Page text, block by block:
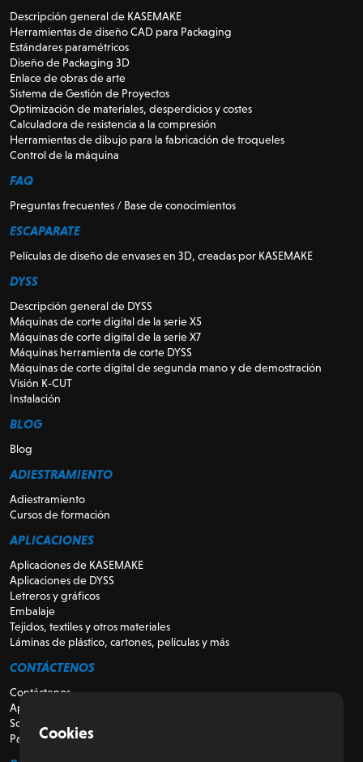
Descripción general de KASEMAKE
Herramientas de diseño CAD para Packaging
Estándares paramétricos
Diseño de Packaging 3D
Enlace de obras de arte
Sistema de Gestión de Proyectos
Optimización de materiales, desperdicios y costes
Calculadora de resistencia a la compresión
Herramientas de dibujo para la fabricación de troqueles
Control de la máquina
FAQ
Preguntas frecuentes / Base de conocimientos
ESCAPARATE
Películas de diseño de envases en 3D, creadas por KASEMAKE
DYSS
Descripción general de DYSS
Máquinas de corte digital de la serie X5
Máquinas de corte digital de la serie X7
Máquinas herramienta de corte DYSS
Máquinas de corte digital de segunda mano y de demostración
Visión K-CUT
Instalación
BLOG
Blog
ADIESTRAMIENTO
Adiestramiento
Cursos de formación
APLICACIONES
Aplicaciones de KASEMAKE
Aplicaciones de DYSS
Letreros y gráficos
Embalaje
Tejidos, textiles y otros materiales
Láminas de plástico, cartones, películas y más
CONTÁCTENOS
Contáctenos
Apoyo
Sobre nosotros
Para revendedores
Cookies